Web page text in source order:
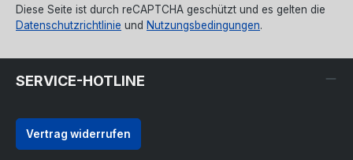
Diese Seite ist durch reCAPTCHA geschützt und es gelten die
Datenschutzrichtlinie und Nutzungsbedingungen.
SERVICE-HOTLINE
Vertrag widerrufen